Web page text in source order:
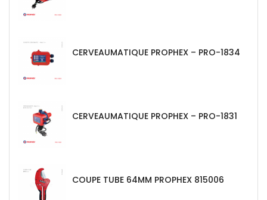
CERVEAUMATIQUE PROPHEX – PRO-1834
CERVEAUMATIQUE PROPHEX – PRO-1831
COUPE TUBE 64MM PROPHEX 815006